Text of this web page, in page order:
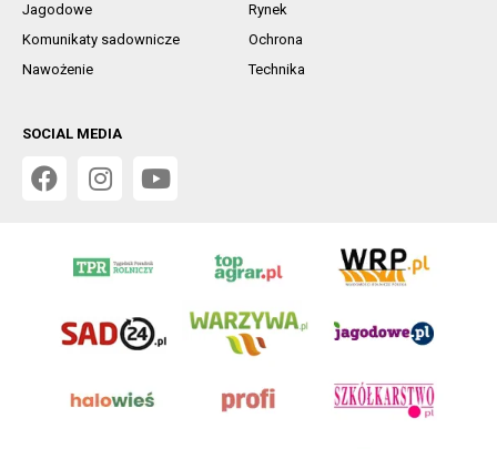
Jagodowe
Rynek
Komunikaty sadownicze
Ochrona
Nawożenie
Technika
SOCIAL MEDIA